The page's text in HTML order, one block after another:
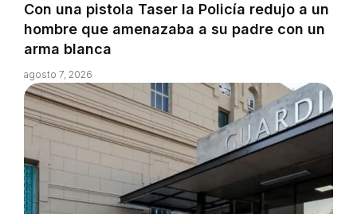
Con una pistola Taser la Policía redujo a un
hombre que amenazaba a su padre con un
arma blanca
agosto 7, 2026